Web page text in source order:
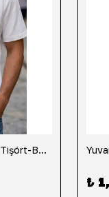
Yuvarlak Yaka Yazı Detaylı Tişört-Beyaz
₺